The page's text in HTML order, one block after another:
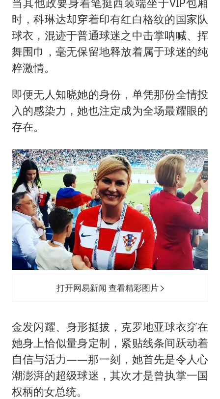
时，科琳达却穿着印有红白格纹的国家队
球衣，混迹于普通球迷之中击掌呐喊、挥
舞围巾，毫无保留地释放着属于球迷的纯
粹激情。
即便无人知晓她的身份，单凭那份全情投
入的感染力，她也注定成为全场最耀眼的
存在。
打开网易新闻 查看精彩图片
金发闪耀、身形挺拔，克罗地亚球衣穿在
她身上恰似量身定制，紧贴线条间跃动着
自信与活力——那一刻，她首先是令人心
潮澎湃的超级球迷，其次才是曾执掌一国
权柄的女总统。